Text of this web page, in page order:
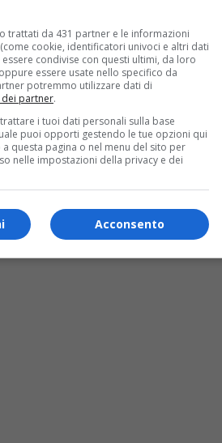
D’Urso e Presta in
trattati da 431 partner e le informazioni
cookie, identificatori univoci e altri dati
condivise con questi ultimi, da loro
essere usate nello specifico da
potremmo utilizzare dati di
dei partner.
i tuoi dati personali sulla base
puoi opporti gestendo le tue opzioni qui
questa pagina o nel menu del sito per
nelle impostazioni della privacy e dei
Acconsento